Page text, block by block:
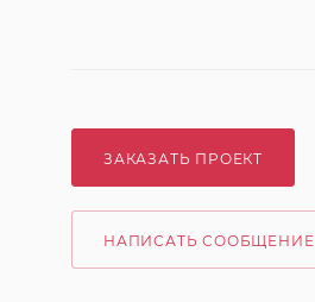
ЗАКАЗАТЬ ПРОЕКТ
НАПИСАТЬ СООБЩЕНИЕ